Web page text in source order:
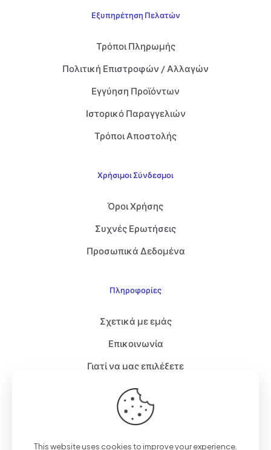
Εξυπηρέτηση Πελατών
Τρόποι Πληρωμής
Πολιτική Επιστροφών / Αλλαγών
Εγγύηση Προϊόντων
Ιστορικό Παραγγελιών
Τρόποι Αποστολής
Χρήσιμοι Σύνδεσμοι
Όροι Χρήσης
Συχνές Ερωτήσεις
Προσωπικά Δεδομένα
Πληροφορίες
Σχετικά με εμάς
Επικοινωνία
Γιατί να μας επιλέξετε
Δημιουργία Ιστοσελίδας & Υποστήριξη από
OneWeb -
This website uses cookies to improve your experience.